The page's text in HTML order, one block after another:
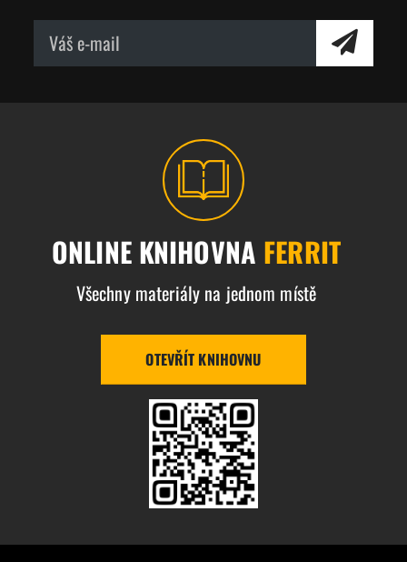
ONLINE KNIHOVNA FERRIT
Všechny materiály na jednom místě
OTEVŘÍT KNIHOVNU